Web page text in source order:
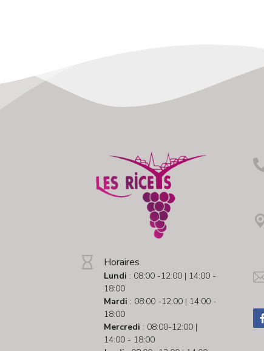
Horaires
Lundi : 08:00 -12:00 | 14:00 -
18:00
Mardi : 08:00 -12:00 | 14:00 -
18:00
Mercredi : 08:00-12:00 |
14:00 - 18:00